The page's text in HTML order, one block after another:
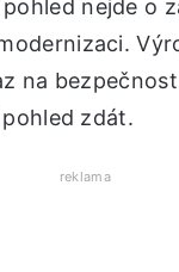
nejde o
na
zdát.
reklama